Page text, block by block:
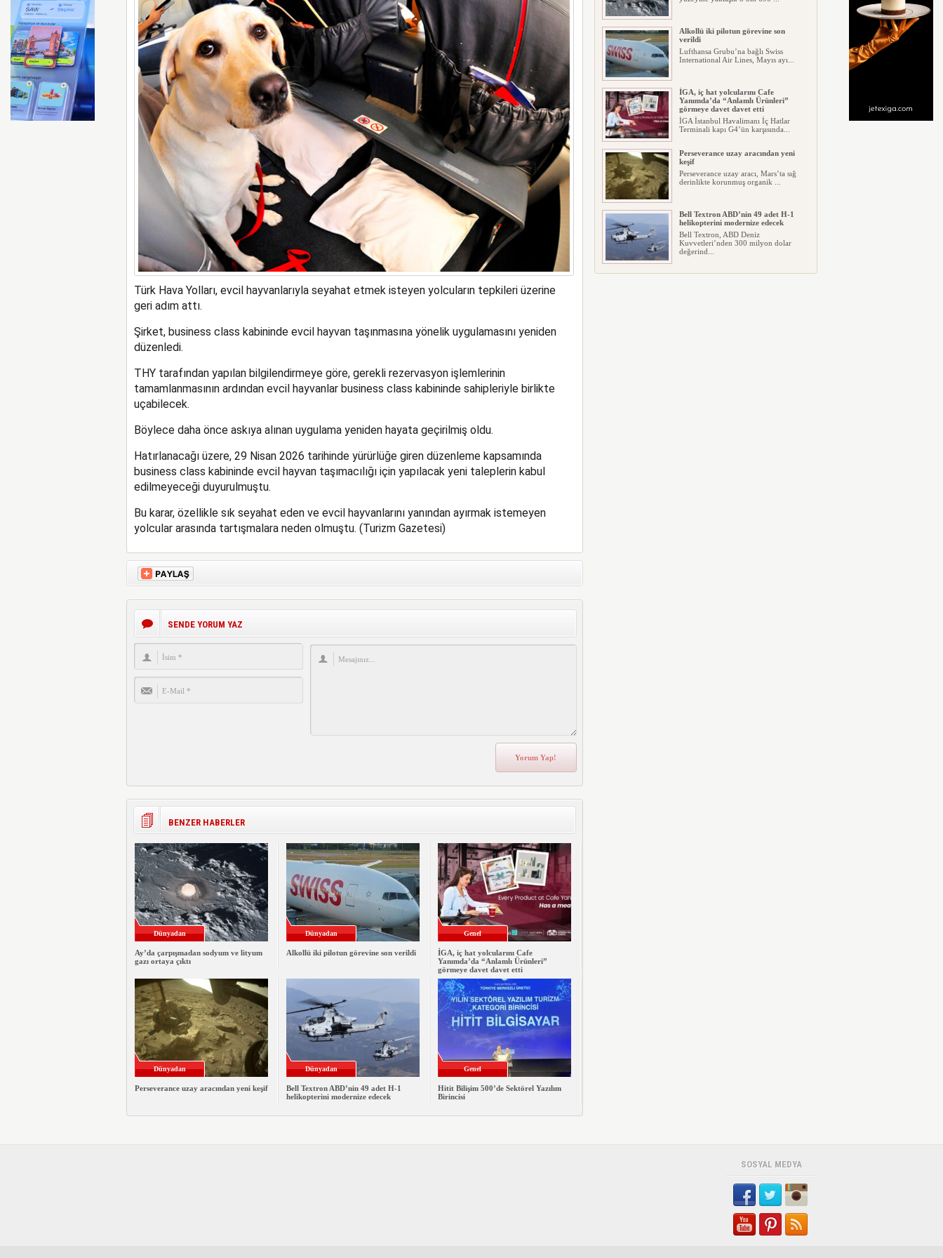
FAA Marine One helikopterine soruşturma başlattı
Türk Hava Yolları, evcil hayvanlarıyla seyahat etmek isteyen yolcuların tepkileri üzerine
geri adım attı.
Şirket, business class kabininde evcil hayvan taşınmasına yönelik uygulamasını yeniden
düzenledi.
THY tarafından yapılan bilgilendirmeye göre, gerekli rezervasyon işlemlerinin
tamamlanmasının ardından evcil hayvanlar business class kabininde sahipleriyle birlikte
uçabilecek.
Böylece daha önce askıya alınan uygulama yeniden hayata geçirilmiş oldu.
Hatırlanacağı üzere, 29 Nisan 2026 tarihinde yürürlüğe giren düzenleme kapsamında
business class kabininde evcil hayvan taşımacılığı için yapılacak yeni taleplerin kabul
edilmeyeceği duyurulmuştu.
Bu karar, özellikle sık seyahat eden ve evcil hayvanlarını yanından ayırmak istemeyen
yolcular arasında tartışmalara neden olmuştu. (Turizm Gazetesi)
SENDE YORUM YAZ
BENZER HABERLER
Dünyadan
Ay’da çarpışmadan sodyum ve lityum
gazı ortaya çıktı
Dünyadan
Alkollü iki pilotun görevine son verildi
Genel
İGA, iç hat yolcularını Cafe
Yanımda’da “Anlamlı Ürünleri”
görmeye davet davet etti
Dünyadan
Perseverance uzay aracından yeni keşif
Dünyadan
Bell Textron ABD’nin 49 adet H-1
helikopterini modernize edecek
Genel
Hitit Bilişim 500’de Sektörel Yazılım
Birincisi
Alkollü iki pilotun görevine son
verildi
Lufthansa Grubu’na bağlı Swiss
International Air Lines, Mayıs ayı...
İGA, iç hat yolcularını Cafe
Yanımda’da “Anlamlı Ürünleri”
görmeye davet davet etti
İGA İstanbul Havalimanı İç Hatlar
Terminali kapı G4’ün karşısında...
Perseverance uzay aracından yeni
keşif
Perseverance uzay aracı, Mars’ta sığ
derinlikte korunmuş organik ...
Bell Textron ABD’nin 49 adet H-1
helikopterini modernize edecek
Bell Textron, ABD Deniz
Kuvvetleri’nden 300 milyon dolar
değerind...
Hitit Bilişim 500’de Sektörel Yazılım
SOSYAL MEDYA